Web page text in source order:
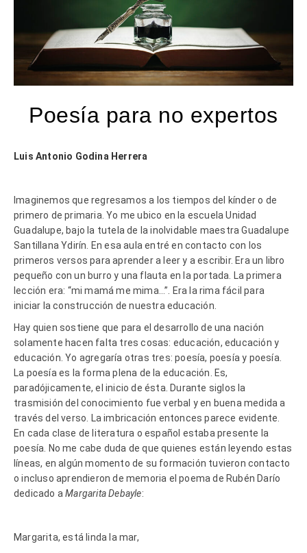
Poesía para no expertos
Luis Antonio Godina Herrera
Imaginemos que regresamos a los tiempos del kínder o de
primero de primaria. Yo me ubico en la escuela Unidad
Guadalupe, bajo la tutela de la inolvidable maestra Guadalupe
Santillana Ydirín. En esa aula entré en contacto con los
primeros versos para aprender a leer y a escribir. Era un libro
pequeño con un burro y una flauta en la portada. La primera
lección era: “mi mamá me mima…”. Era la rima fácil para
iniciar la construcción de nuestra educación.
Hay quien sostiene que para el desarrollo de una nación
solamente hacen falta tres cosas: educación, educación y
educación. Yo agregaría otras tres: poesía, poesía y poesía.
La poesía es la forma plena de la educación. Es,
paradójicamente, el inicio de ésta. Durante siglos la
trasmisión del conocimiento fue verbal y en buena medida a
través del verso. La imbricación entonces parece evidente.
En cada clase de literatura o español estaba presente la
poesía. No me cabe duda de que quienes están leyendo estas
líneas, en algún momento de su formación tuvieron contacto
o incluso aprendieron de memoria el poema de Rubén Darío
dedicado aMargarita Debayle:
Margarita, está linda la mar,